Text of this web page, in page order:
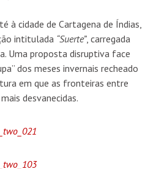
à cidade de Cartagena de Índias,
intitulada “Suerte”, carregada
Uma proposta disruptiva face
dos meses invernais recheado
em que as fronteiras entre
desvanecidas.